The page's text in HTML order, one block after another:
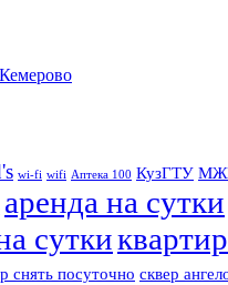
wi-fi wifi Аптека 100 КузГТУ
аренда на сутки
сутки
снять посуточно сквер